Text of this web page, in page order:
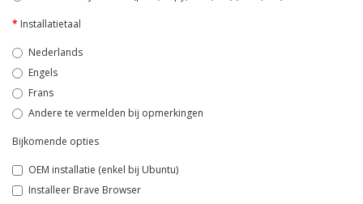
Installatietaal
Nederlands
Engels
Frans
Andere te vermelden bij opmerkingen
Bijkomende opties
OEM installatie (enkel bij Ubuntu)
Installeer Brave Browser